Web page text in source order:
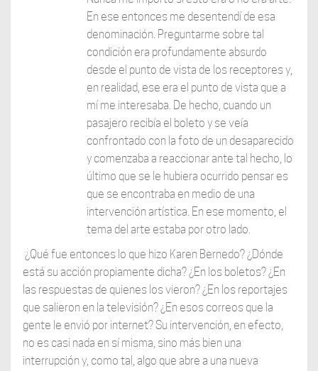
En ese entonces me desentendí de esa
denominación. Preguntarme sobre tal
condición era profundamente absurdo
desde el punto de vista de los receptores y,
en realidad, ese era el punto de vista que a
mí me interesaba. De hecho, cuando un
pasajero recibía el boleto y se veía
confrontado con la foto de un desaparecido
y comenzaba a reaccionar ante tal hecho, lo
último que se le hubiera ocurrido pensar es
que se encontraba en medio de una
intervención artística. En ese momento, el
tema del arte estaba por otro lado.
¿Qué fue entonces lo que hizo Karen Bernedo? ¿Dónde
está su acción propiamente dicha? ¿En los boletos? ¿En
las respuestas de quienes los vieron? ¿En los reportajes
que salieron en la televisión? ¿En esos correos que la
gente le envió por internet? Su intervención, en efecto,
no es casi nada en sí misma, sino más bien una
interrupción y, como tal, algo que abre a una nueva